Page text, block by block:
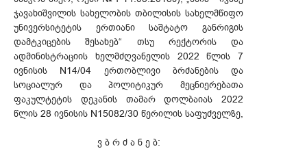
ჯავახიშვილის სახელობის თბილისის სახელმწიფო
უნივერსიტეტის ერთიანი საშტატო განრიგის
დამტკიცების შესახებ“ თსუ რექტორის და
ადმინისტრაციის ხელმძღვანელის 2022 წლის 7
ივნისის N14/04 ერთობლივი ბრძანების და
სოციალურ და პოლიტიკურ მეცნიერებათა
ფაკულტეტის დეკანის თამარ დოლბაიას 2022
წლის 28 ივნისის N15082/30 წერილის საფუძველზე,
ვ ბ რ ძ ა ნ ე ბ: